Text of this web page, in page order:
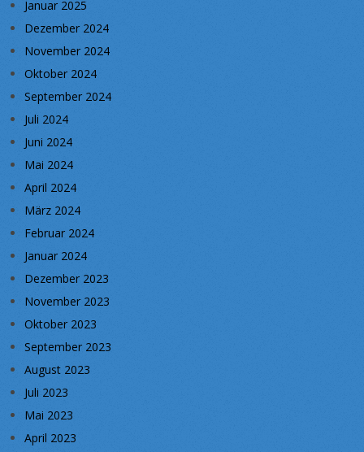
Januar 2025
Dezember 2024
November 2024
Oktober 2024
September 2024
Juli 2024
Juni 2024
Mai 2024
April 2024
März 2024
Februar 2024
Januar 2024
Dezember 2023
November 2023
Oktober 2023
September 2023
August 2023
Juli 2023
Mai 2023
April 2023